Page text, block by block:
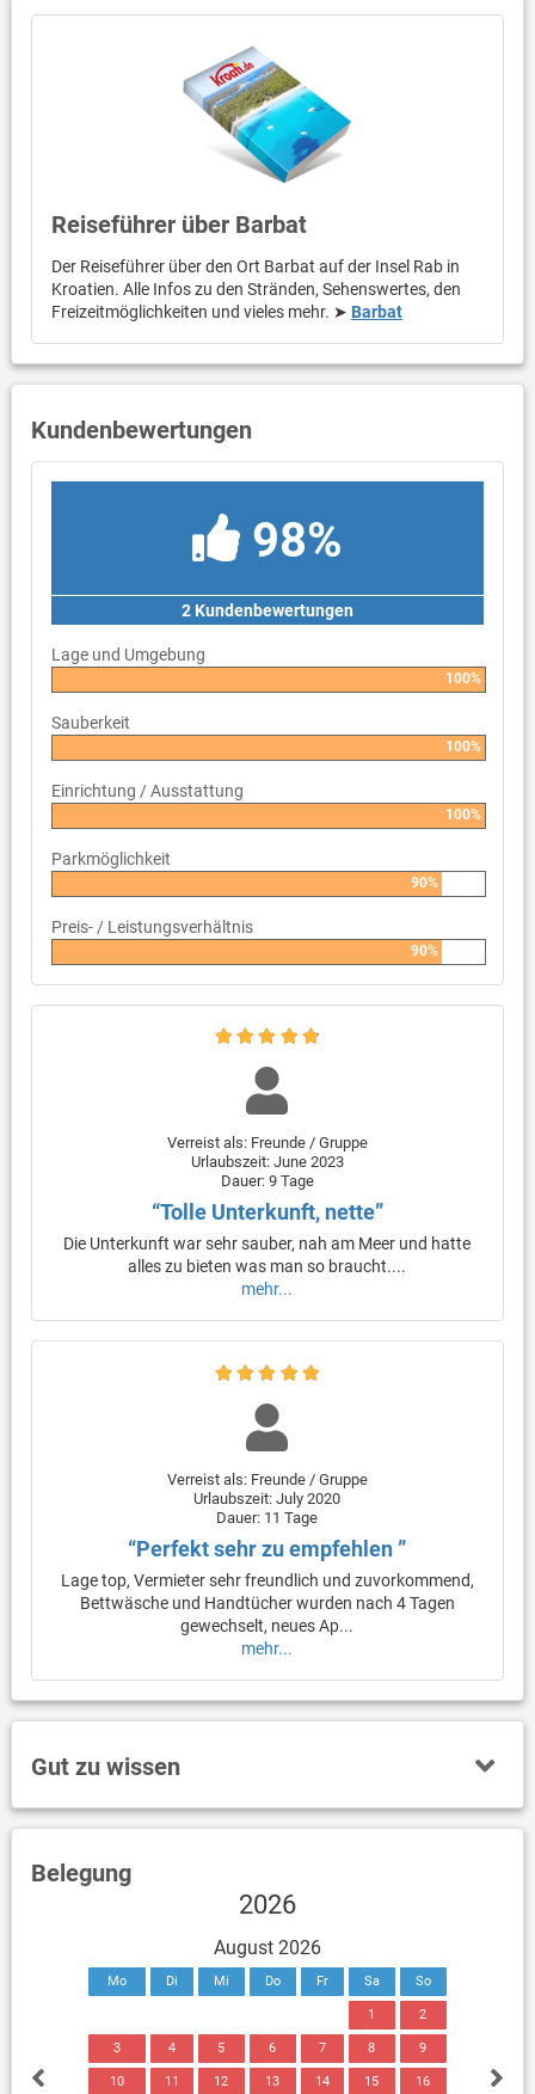
Reiseführer über Barbat
Der Reiseführer über den Ort Barbat auf der Insel Rab in
Kroatien. Alle Infos zu den Stränden, Sehenswertes, den
Freizeitmöglichkeiten und vieles mehr. ➤ Barbat
Kundenbewertungen
98%
2 Kundenbewertungen
Lage und Umgebung
100%
Sauberkeit
100%
Einrichtung / Ausstattung
100%
Parkmöglichkeit
90%
Preis- / Leistungsverhältnis
90%
Verreist als: Freunde / Gruppe
Urlaubszeit: June 2023
Dauer: 9 Tage
“Tolle Unterkunft, nette”
Die Unterkunft war sehr sauber, nah am Meer und hatte
alles zu bieten was man so braucht....
mehr...
Verreist als: Freunde / Gruppe
Urlaubszeit: July 2020
Dauer: 11 Tage
“Perfekt sehr zu empfehlen ”
Lage top, Vermieter sehr freundlich und zuvorkommend,
Bettwäsche und Handtücher wurden nach 4 Tagen
gewechselt, neues Ap...
mehr...
Gut zu wissen
Belegung
2026
August 2026
Mo Di Mi Do Fr Sa So
1 2
3 4 5 6 7 8 9
10 11 12 13 14 15 16